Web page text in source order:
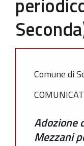
Comune di
Adozione
Mezzani